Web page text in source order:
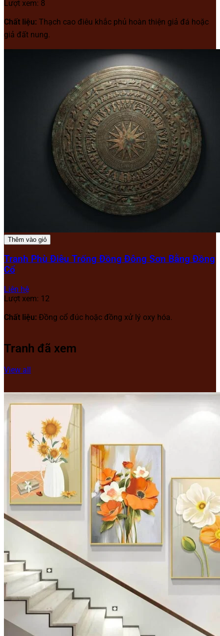
Lượt xem: 8
Chất liệu: Thạch cao điêu khắc phủ hoàn thiện giả đá hoặc
giả đất nung.
Thêm vào giỏ
Tranh Phù Điêu Trống Đồng Đông Sơn Bằng Đồng
Cổ
Liên hệ
Lượt xem: 12
Chất liệu: Đồng cổ đúc hoặc đồng xử lý oxy hóa.
Tranh đã xem
View all